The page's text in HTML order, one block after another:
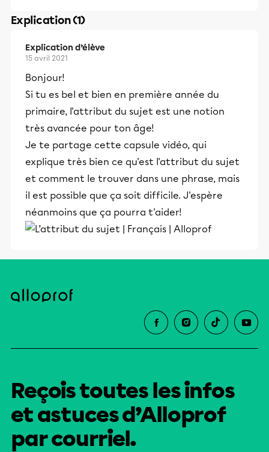
Explication (1)
Explication d’élève
15 avril 2021
Bonjour!
Si tu es bel et bien en première année du
primaire, l'attribut du sujet est une notion
très avancée pour ton âge!
Je te partage cette capsule vidéo, qui
explique très bien ce qu'est l'attribut du sujet
et comment le trouver dans une phrase, mais
il est possible que ça soit difficile. J'espère
néanmoins que ça pourra t'aider!
Reçois toutes les infos
et astuces d’Alloprof
par courriel.